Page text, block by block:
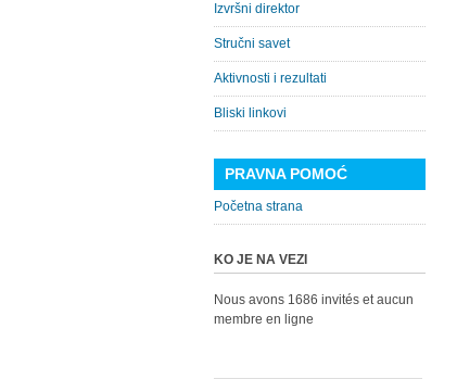
Izvršni direktor
Stručni savet
Aktivnosti i rezultati
Bliski linkovi
PRAVNA POMOĆ
Početna strana
KO JE NA VEZI
Nous avons 1686 invités et aucun
membre en ligne